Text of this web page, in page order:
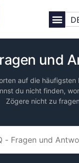
und
auf die häufigsten
du nicht finden,
Zögere nicht zu